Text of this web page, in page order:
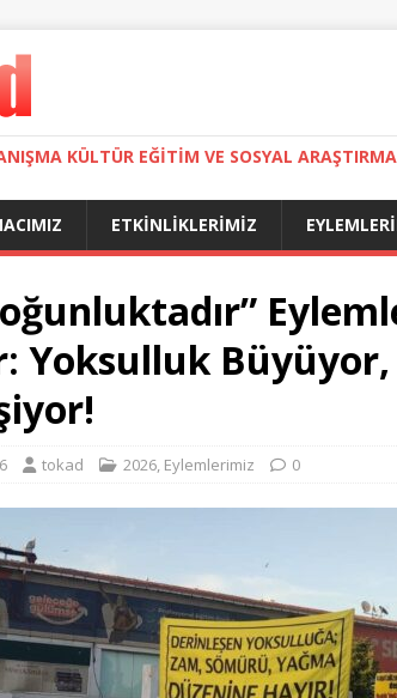
KÜLTÜR EĞITIM VE SOSYAL
ETKINLIKLERIMIZ
Yoksulluk Büyüyor,
tokad 2026, Eylemlerimiz 0